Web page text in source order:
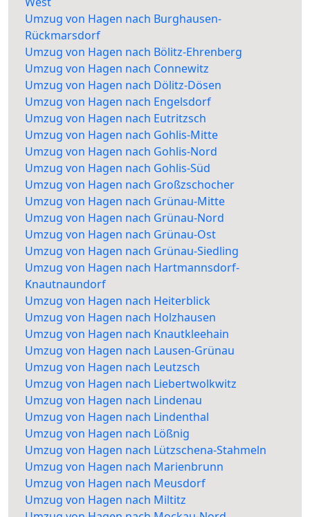
Umzug von Hagen nach Burghausen-
Rückmarsdorf
Umzug von Hagen nach Bölitz-Ehrenberg
Umzug von Hagen nach Connewitz
Umzug von Hagen nach Dölitz-Dösen
Umzug von Hagen nach Engelsdorf
Umzug von Hagen nach Eutritzsch
Umzug von Hagen nach Gohlis-Mitte
Umzug von Hagen nach Gohlis-Nord
Umzug von Hagen nach Gohlis-Süd
Umzug von Hagen nach Großzschocher
Umzug von Hagen nach Grünau-Mitte
Umzug von Hagen nach Grünau-Nord
Umzug von Hagen nach Grünau-Ost
Umzug von Hagen nach Grünau-Siedling
Umzug von Hagen nach Hartmannsdorf-
Knautnaundorf
Umzug von Hagen nach Heiterblick
Umzug von Hagen nach Holzhausen
Umzug von Hagen nach Knautkleehain
Umzug von Hagen nach Lausen-Grünau
Umzug von Hagen nach Leutzsch
Umzug von Hagen nach Liebertwolkwitz
Umzug von Hagen nach Lindenau
Umzug von Hagen nach Lindenthal
Umzug von Hagen nach Lößnig
Umzug von Hagen nach Lützschena-Stahmeln
Umzug von Hagen nach Marienbrunn
Umzug von Hagen nach Meusdorf
Umzug von Hagen nach Miltitz